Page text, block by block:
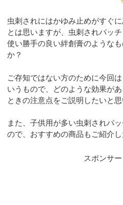
虫刺されにはかゆみ止めがすぐ
とは思いますが、虫刺されパッ
使い勝手の良い絆創膏のような
か？
ご存知ではない方のために今回
いうもので、どのような効果が
ときの注意点をご説明したいと思
また、子供用が多い虫刺されパ
ので、おすすめの商品もご紹介し
スポンサ